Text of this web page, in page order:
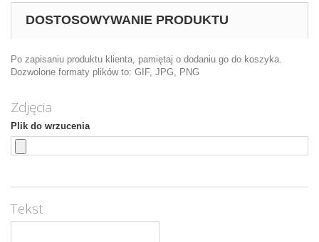
DOSTOSOWYWANIE PRODUKTU
Po zapisaniu produktu klienta, pamiętaj o dodaniu go do koszyka.
Dozwolone formaty plików to: GIF, JPG, PNG
Zdjęcia
Plik do wrzucenia
Tekst